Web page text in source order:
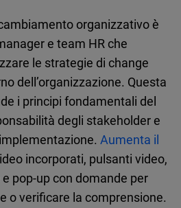
organizzativo è
e team HR che
le strategie di change
dell’organizzazione. Questa
i principi fondamentali del
degli stakeholder e
Aumenta il
incorporati, pulsanti video,
pop-up con domande per
o verificare la comprensione.